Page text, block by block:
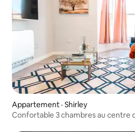
Appartement · Shirley
Confortable 3 chambres au centre